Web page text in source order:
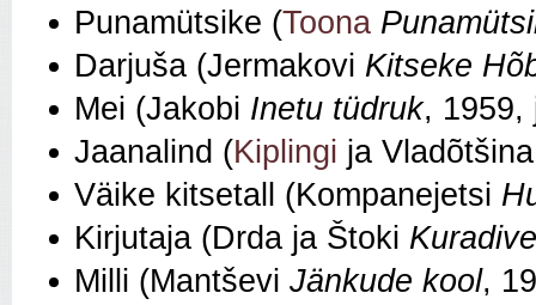
Punamütsike (Toona
Darjuša (Jermakovi Kitseke
Mei (Jakobi Inetu tüdruk,
Jaanalind (Kiplingi ja
Väike kitsetall (Kompanejetsi
Kirjutaja (Drda ja Štoki
Milli (Mantševi Jänkude kool,